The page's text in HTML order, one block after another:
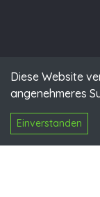
Diese Website
angenehmeres
Einverstanden